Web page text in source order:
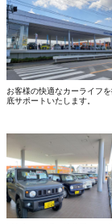
お客様の快適なカーライフ
底サポートいたします。